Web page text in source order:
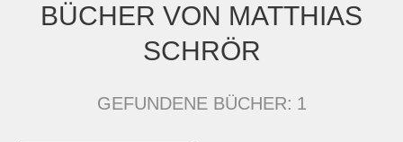
BÜCHER VON MATTHIAS
SCHRÖR
GEFUNDENE BÜCHER: 1